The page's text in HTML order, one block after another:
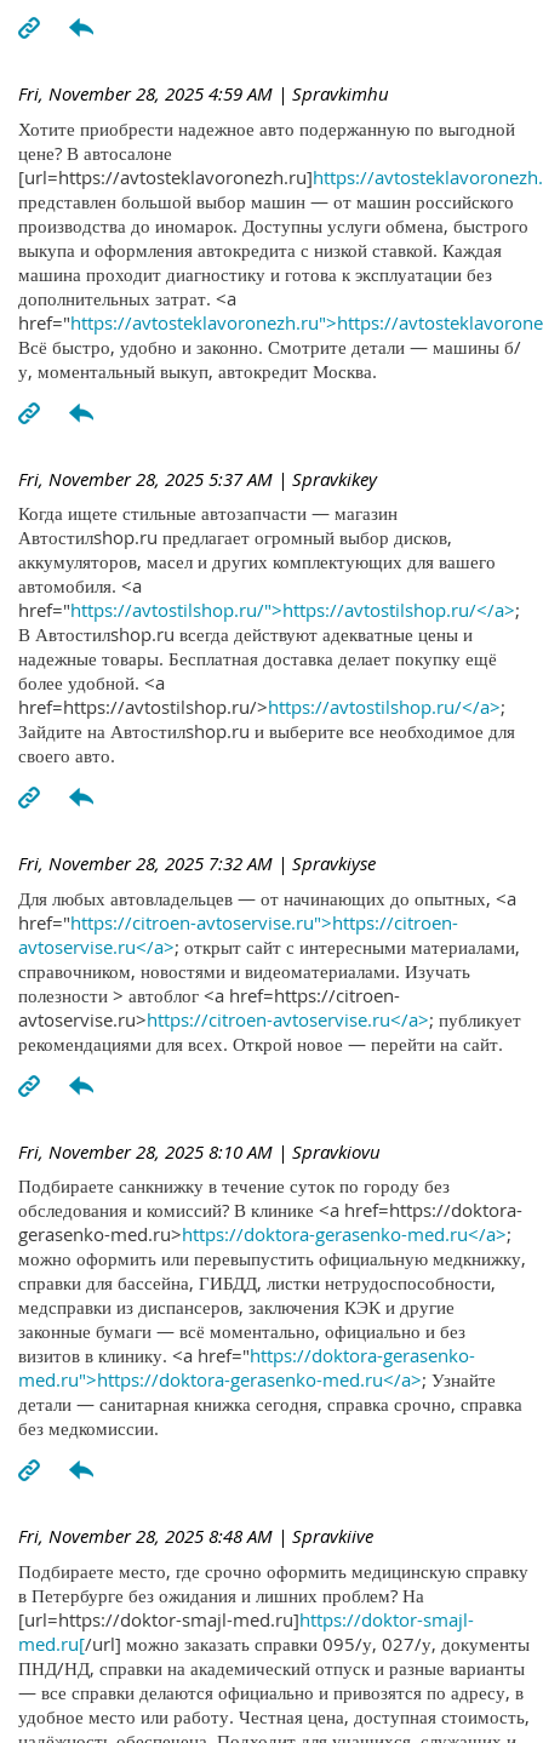
Fri, November 28, 2025 4:59 AM | Spravkimhu
Хотите приобрести надежное авто подержанную по выгодной
цене? В автосалоне
[url=https://avtosteklavoronezh.ru]https://
представлен большой выбор машин — от машин российского
производства до иномарок. Доступны услуги обмена, быстрого
выкупа и оформления автокредита с низкой ставкой. Каждая
машина проходит диагностику и готова к эксплуатации без
дополнительных затрат. <a
href="https://avtosteklavoronezh.ru">https://
Всё быстро, удобно и законно. Смотрите детали — машины б/
у, моментальный выкуп, автокредит Москва.
Fri, November 28, 2025 5:37 AM | Spravkikey
Когда ищете стильные автозапчасти — магазин
Автостилshop.ru предлагает огромный выбор дисков,
аккумуляторов, масел и других комплектующих для вашего
автомобиля. <a
href="https://avtostilshop.ru/">https://avtostilshop.ru/</a>;
В Автостилshop.ru всегда действуют адекватные цены и
надежные товары. Бесплатная доставка делает покупку ещё
более удобной. <a
href=https://avtostilshop.ru/>https://avtostilshop.ru/</a>;
Зайдите на Автостилshop.ru и выберите все необходимое для
своего авто.
Fri, November 28, 2025 7:32 AM | Spravkiyse
Для любых автовладельцев — от начинающих до опытных, <a
href="https://citroen-avtoservise.ru">https://citroen-
avtoservise.ru</a>; открыт сайт с интересными материалами,
справочником, новостями и видеоматериалами. Изучать
полезности > автоблог <a href=https://citroen-
avtoservise.ru>https://citroen-avtoservise.ru</a>; публикует
рекомендациями для всех. Открой новое — перейти на сайт.
Fri, November 28, 2025 8:10 AM | Spravkiovu
Подбираете санкнижку в течение суток по городу без
обследования и комиссий? В клинике <a href=https://doktora-
gerasenko-med.ru>https://doktora-gerasenko-med.ru</a>;
можно оформить или перевыпустить официальную медкнижку,
справки для бассейна, ГИБДД, листки нетрудоспособности,
медсправки из диспансеров, заключения КЭК и другие
законные бумаги — всё моментально, официально и без
визитов в клинику. <a href="https://doktora-gerasenko-
med.ru">https://doktora-gerasenko-med.ru</a>; Узнайте
детали — санитарная книжка сегодня, справка срочно, справка
без медкомиссии.
Fri, November 28, 2025 8:48 AM | Spravkiive
Подбираете место, где срочно оформить медицинскую справку
в Петербурге без ожидания и лишних проблем? На
[url=https://doktor-smajl-med.ru]https://doktor-smajl-
med.ru[/url] можно заказать справки 095/у, 027/у, документы
ПНД/НД, справки на академический отпуск и разные варианты
— все справки делаются официально и привозятся по адресу, в
удобное место или работу. Честная цена, доступная стоимость,